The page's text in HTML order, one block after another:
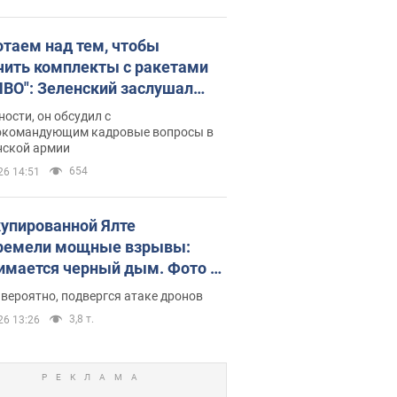
над тем, чтобы
комплекты с ракетами
Зеленский заслушал
Драпатого и объявил о
мерах
он обсудил с
кадровые вопросы в
армии
14:51 654
Ялте
мощные взрывы:
черный дым. Фото и
подвергся атаке дронов
13:26 3,8 т.